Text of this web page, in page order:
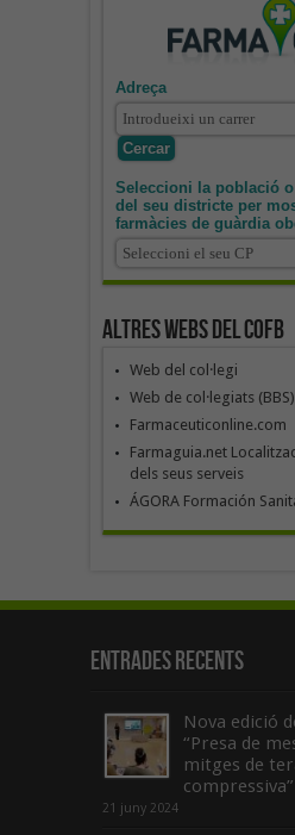
Adreça
Seleccioni la població
del seu districte per
farmàcies de guàrdia
Altres webs del COFB
Web del col·legi
Web de col·legiats (BBS)
Farmaceuticonline.com
Farmaguia.net
dels seus serveis
ÁGORA Formación
Entrades recents
Nova edició
“Presa de
mitges de
compressiva”
21 juny 2024